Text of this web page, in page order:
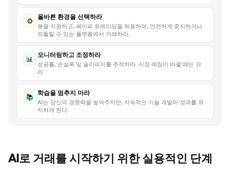
⚙️ 올바른 환경을 선택하라
봇을 지원하고, 페이퍼 트레이딩을 허용하며, 안전하게 중지하거나
되돌릴 수 있는 플랫폼에서 거래하라.
📊 모니터링하고 조정하라
성공률, 손실폭 및 슬리피지를 추적하라. 시장 레짐이 바뀔 때는 끄
라.
📚 학습을 멈추지 마라
AI는 당신의 경쟁력을 높여주지만, 지속적인 기술 개발이 성과를 유
지하게 한다.
AI로 거래를 시작하기 위한 실용적인 단계